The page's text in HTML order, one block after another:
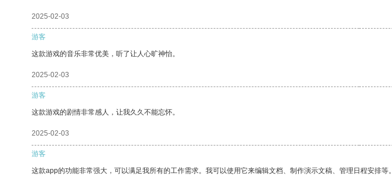
2025-02-03
游客
这款游戏的音乐非常优美，听了让人心旷神怡。
2025-02-03
游客
这款游戏的剧情非常感人，让我久久不能忘怀。
2025-02-03
游客
这款app的功能非常强大，可以满足我所有的工作需求。我可以使用它来编辑文档、制作演示文稿、管理日程安排等。